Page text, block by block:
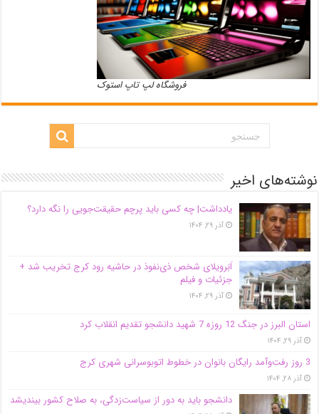
فروشگاه لپ تاپ استوک
نوشته‌های اخیر
یادداشت| ‌چه کسی باید پرچم حقیقت‌جویی را نگه دارد؟
آذر ۲۹, ۱۴۰۴
اَبَر‌ویلای شخص ذی‌نفوذ در حاشیه‌ رود کرج تخریب شد +
جزئیات و فیلم
آذر ۲۹, ۱۴۰۴
استان البرز در جنگ 12 روزه 7 شهید دانشجو تقدیم انقلاب کرد
آذر ۲۹, ۱۴۰۴
3 روز رفت‌وآمد رایگان بانوان در خطوط اتوبوسرانی شهری کرج
آذر ۲۸, ۱۴۰۴
دانشجو باید به دور از سیاست‌زدگی، به صلاح کشور بیندیشد